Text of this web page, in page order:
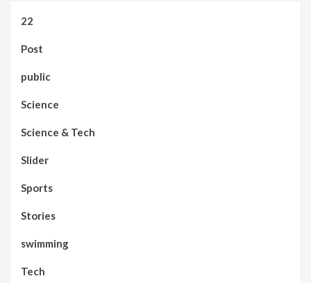
22
Post
public
Science
Science & Tech
Slider
Sports
Stories
swimming
Tech